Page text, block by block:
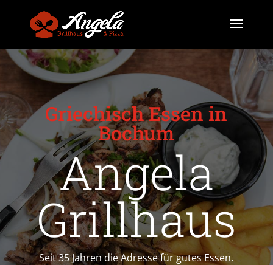
Griechisch Essen in
Bochum
Angela
Grillhaus
Seit 35 Jahren die Adresse für gutes Essen.